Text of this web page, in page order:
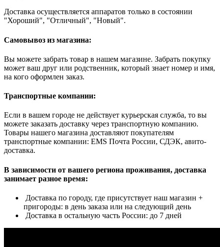
Доставка осуществляется аппаратов только в состоянии
"Хороший", "Отличный", "Новый".
Самовывоз из магазина:
Вы можете забрать товар в нашем магазине. Забрать покупку
может ваш друг или родственник, который знает номер и имя,
на кого оформлен заказ.
Транспортные компании:
Если в вашем городе не действует курьерская служба, то вы
можете заказать доставку через транспортную компанию.
Товары нашего магазина доставляют покупателям
транспортные компании: EMS Почта России, СДЭК, авито-
доставка.
В зависимости от вашего региона проживания, доставка
занимает разное время:
Доставка по городу, где присутствует наш магазин +
пригороды: в день заказа или на следующий день
Доставка в остальную часть России: до 7 дней